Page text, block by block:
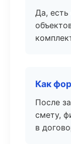
Да,
Как
После
смету,
в